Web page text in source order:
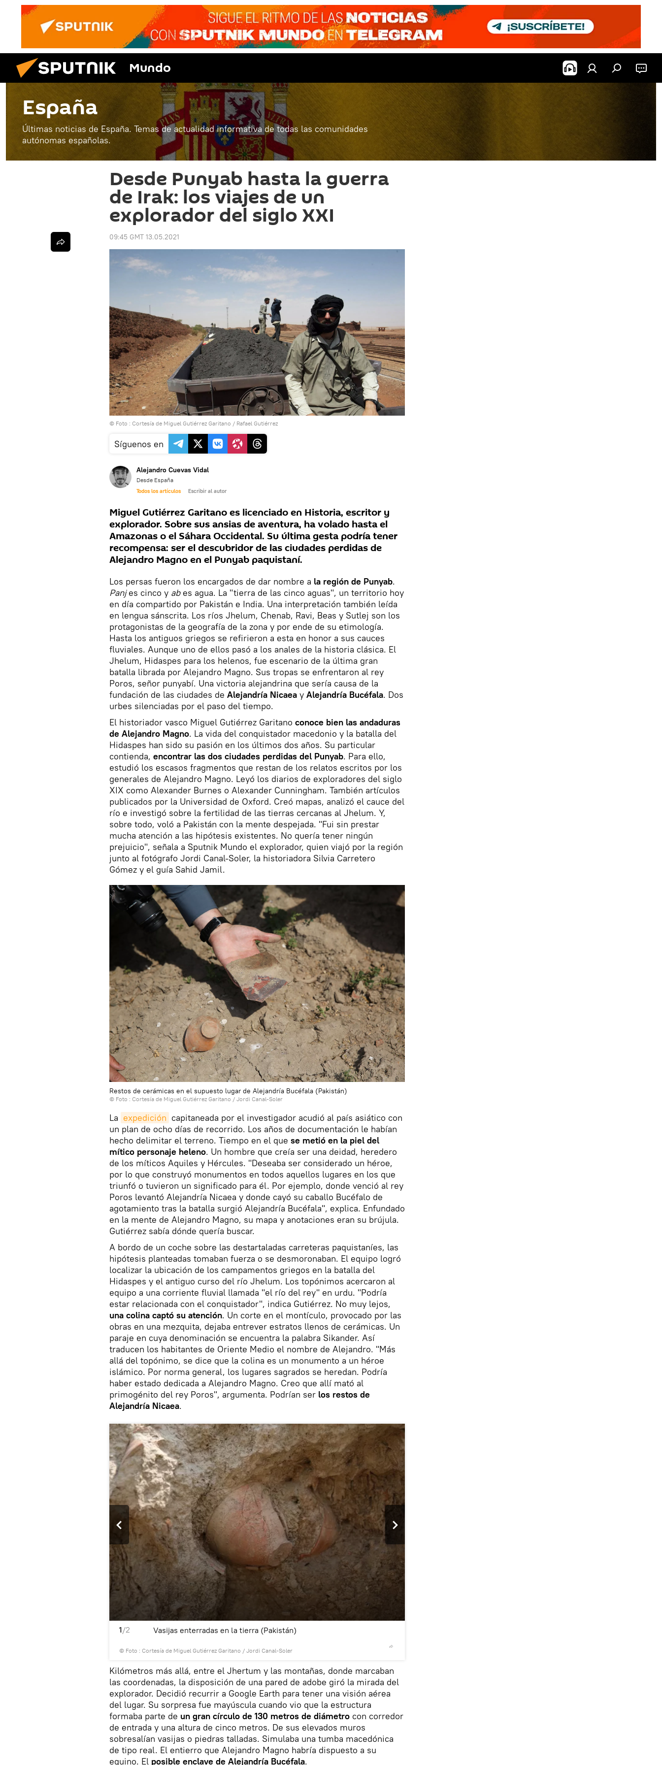
Mundo
España
Últimas noticias de España. Temas de actualidad informativa de todas las comunidades
autónomas españolas.
Desde Punyab hasta la guerra
de Irak: los viajes de un
explorador del siglo XXI
09:45 GMT 13.05.2021
© Foto : Cortesía de Miguel Gutiérrez Garitano / Rafael Gutiérrez
Síguenos en
Alejandro Cuevas Vidal
Desde España
Todos los artículos Escribir al autor
Miguel Gutiérrez Garitano es licenciado en Historia, escritor y
explorador. Sobre sus ansias de aventura, ha volado hasta el
Amazonas o el Sáhara Occidental. Su última gesta podría tener
recompensa: ser el descubridor de las ciudades perdidas de
Alejandro Magno en el Punyab paquistaní.
Los persas fueron los encargados de dar nombre a la región de Punyab.
Panjes cinco y abes agua. La "tierra de las cinco aguas", un territorio hoy
en día compartido por Pakistán e India. Una interpretación también leída
en lengua sánscrita. Los ríos Jhelum, Chenab, Ravi, Beas y Sutlej son los
protagonistas de la geografía de la zona y por ende de su etimología.
Hasta los antiguos griegos se refirieron a esta en honor a sus cauces
fluviales. Aunque uno de ellos pasó a los anales de la historia clásica. El
Jhelum, Hidaspes para los helenos, fue escenario de la última gran
batalla librada por Alejandro Magno. Sus tropas se enfrentaron al rey
Poros, señor punyabí. Una victoria alejandrina que sería causa de la
fundación de las ciudades de Alejandría Nicaea y Alejandría Bucéfala. Dos
urbes silenciadas por el paso del tiempo.
El historiador vasco Miguel Gutiérrez Garitano conoce bien las andaduras
de Alejandro Magno. La vida del conquistador macedonio y la batalla del
Hidaspes han sido su pasión en los últimos dos años. Su particular
contienda, encontrar las dos ciudades perdidas del Punyab. Para ello,
estudió los escasos fragmentos que restan de los relatos escritos por los
generales de Alejandro Magno. Leyó los diarios de exploradores del siglo
XIX como Alexander Burnes o Alexander Cunningham. También artículos
publicados por la Universidad de Oxford. Creó mapas, analizó el cauce del
río e investigó sobre la fertilidad de las tierras cercanas al Jhelum. Y,
sobre todo, voló a Pakistán con la mente despejada. "Fui sin prestar
mucha atención a las hipótesis existentes. No quería tener ningún
prejuicio", señala a Sputnik Mundo el explorador, quien viajó por la región
junto al fotógrafo Jordi Canal-Soler, la historiadora Silvia Carretero
Gómez y el guía Sahid Jamil.
Restos de cerámicas en el supuesto lugar de Alejandría Bucéfala (Pakistán)
© Foto : Cortesía de Miguel Gutiérrez Garitano / Jordi Canal-Soler
La expedición capitaneada por el investigador acudió al país asiático con
un plan de ocho días de recorrido. Los años de documentación le habían
hecho delimitar el terreno. Tiempo en el que se metió en la piel del
mítico personaje heleno. Un hombre que creía ser una deidad, heredero
de los míticos Aquiles y Hércules. "Deseaba ser considerado un héroe,
por lo que construyó monumentos en todos aquellos lugares en los que
triunfó o tuvieron un significado para él. Por ejemplo, donde venció al rey
Poros levantó Alejandría Nicaea y donde cayó su caballo Bucéfalo de
agotamiento tras la batalla surgió Alejandría Bucéfala", explica. Enfundado
en la mente de Alejandro Magno, su mapa y anotaciones eran su brújula.
Gutiérrez sabía dónde quería buscar.
A bordo de un coche sobre las destartaladas carreteras paquistaníes, las
hipótesis planteadas tomaban fuerza o se desmoronaban. El equipo logró
localizar la ubicación de los campamentos griegos en la batalla del
Hidaspes y el antiguo curso del río Jhelum. Los topónimos acercaron al
equipo a una corriente fluvial llamada "el río del rey" en urdu. "Podría
estar relacionada con el conquistador", indica Gutiérrez. No muy lejos,
una colina captó su atención. Un corte en el montículo, provocado por las
obras en una mezquita, dejaba entrever estratos llenos de cerámicas. Un
paraje en cuya denominación se encuentra la palabra Sikander. Así
traducen los habitantes de Oriente Medio el nombre de Alejandro. "Más
allá del topónimo, se dice que la colina es un monumento a un héroe
islámico. Por norma general, los lugares sagrados se heredan. Podría
haber estado dedicada a Alejandro Magno. Creo que allí mató al
primogénito del rey Poros", argumenta. Podrían ser los restos de
Alejandría Nicaea.
1/2
© Foto : Cortesía de Miguel Gutiérrez Garitano / Jordi Canal-Soler
Vasijas enterradas en la tierra (Pakistán)
Kilómetros más allá, entre el Jhertum y las montañas, donde marcaban
las coordenadas, la disposición de una pared de adobe giró la mirada del
explorador. Decidió recurrir a Google Earth para tener una visión aérea
del lugar. Su sorpresa fue mayúscula cuando vio que la estructura
formaba parte de un gran círculo de 130 metros de diámetro con corredor
de entrada y una altura de cinco metros. De sus elevados muros
sobresalían vasijas o piedras talladas. Simulaba una tumba macedónica
de tipo real. El entierro que Alejandro Magno habría dispuesto a su
equino. El posible enclave de Alejandría Bucéfala.